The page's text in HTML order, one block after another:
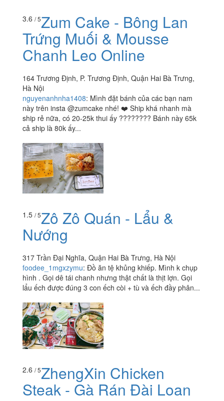
3.6 / 5Zum Cake - Bông Lan
Trứng Muối & Mousse
Chanh Leo Online
164 Trương Định, P. Trương Định, Quận Hai Bà Trưng,
Hà Nội
nguyenanhnha1408: Mình đặt bánh của các bạn nam
này trên insta @zumcake nhé! ❤️ Ship khá nhanh mà
ship rẻ nữa, có 20-25k thui ấy ???????? Bánh này 65k
cả ship là 80k ấy...
1.5 / 5Zô Zô Quán - Lẩu &
Nướng
317 Trần Đại Nghĩa, Quận Hai Bà Trưng, Hà Nội
foodee_1mgxzymu: Đồ ăn tệ khủng khiếp. Mình k chụp
hình . Gọi dê tái chanh nhưng thật chất là thịt lợn. Gọi
lẩu ếch được đúng 3 con ếch còi + tù và ếch đầy phân...
2.6 / 5ZhengXin Chicken
Steak - Gà Rán Đài Loan